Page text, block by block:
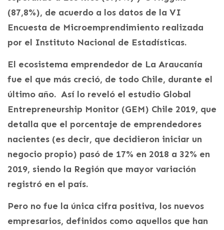
(87,8%), de acuerdo a los datos de la VI
Encuesta de Microemprendimiento realizada
por el Instituto Nacional de Estadísticas.
El ecosistema emprendedor de La Araucanía
fue el que más creció, de todo Chile, durante el
último año. Así lo reveló el estudio Global
Entrepreneurship Monitor (GEM) Chile 2019, que
detalla que el porcentaje de emprendedores
nacientes (es decir, que decidieron iniciar un
negocio propio) pasó de 17% en 2018 a 32% en
2019, siendo la Región que mayor variación
registró en el país.
Pero no fue la única cifra positiva, los nuevos
empresarios, definidos como aquellos que han